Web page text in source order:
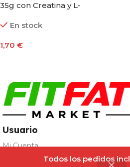
Todos los pedidos
35g con Creatina y L-
En stock
1,70 €
Usuario
Mi Cuenta
Recuperar Contraseña